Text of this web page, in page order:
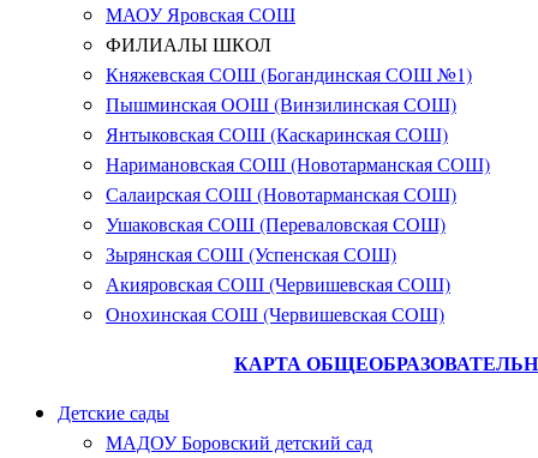
МАОУ Яровская СОШ
ФИЛИАЛЫ ШКОЛ
Княжевская СОШ (Богандинская СОШ №1)
Пышминская ООШ (Винзилинская СОШ)
Янтыковская СОШ (Каскаринская СОШ)
Наримановская СОШ (Новотарманская СОШ)
Салаирская СОШ (Новотарманская СОШ)
Ушаковская СОШ (Переваловская СОШ)
Зырянская СОШ (Успенская СОШ)
Акияровская СОШ (Червишевская СОШ)
Онохинская СОШ (Червишевская СОШ)
КАРТА
Детские сады
МАДОУ Боровский детский сад